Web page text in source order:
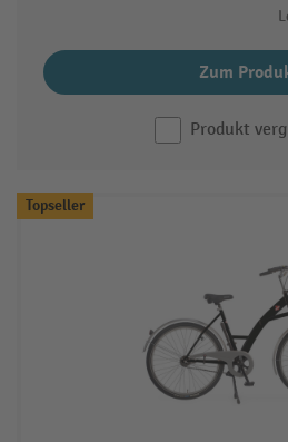
Zum
Produkt
Topseller